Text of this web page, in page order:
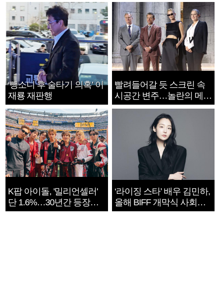
‘뺑소니 후 술타기 의혹’ 이
재룡 재판행
빨려들어갈 듯 스크린 속
시공간 변주…놀란의 메시
지는 ‘전쟁 속죄’
K팝 아이돌, '밀리언셀러'
단 1.6%…30년간 등장
1182개팀 전수조사
‘라이징 스타’ 배우 김민하,
올해 BIFF 개막식 사회자
확정